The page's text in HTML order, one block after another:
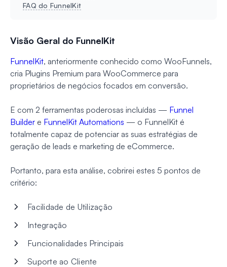
FAQ do FunnelKit
Visão Geral do FunnelKit
FunnelKit, anteriormente conhecido como WooFunnels,
cria Plugins Premium para WooCommerce para
proprietários de negócios focados em conversão.
E com 2 ferramentas poderosas incluídas — Funnel
Builder e FunnelKit Automations — o FunnelKit é
totalmente capaz de potenciar as suas estratégias de
geração de leads e marketing de eCommerce.
Portanto, para esta análise, cobrirei estes 5 pontos de
critério:
Facilidade de Utilização
Integração
Funcionalidades Principais
Suporte ao Cliente